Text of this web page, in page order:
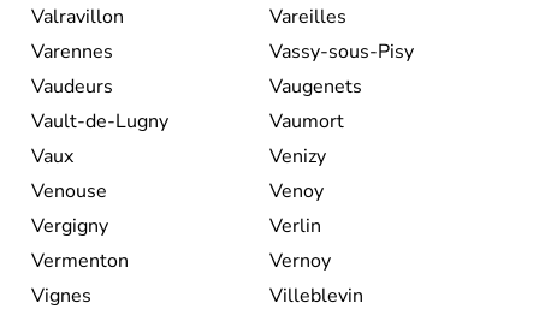
Valravillon
Vareilles
Varennes
Vassy-sous-Pisy
Vaudeurs
Vaugenets
Vault-de-Lugny
Vaumort
Vaux
Venizy
Venouse
Venoy
Vergigny
Verlin
Vermenton
Vernoy
Vignes
Villeblevin